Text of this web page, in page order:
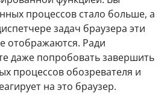
процессов стало больше, а
задач браузера эти
отображаются. Ради
даже попробовать завершить
процессов обозревателя и
на это браузер.